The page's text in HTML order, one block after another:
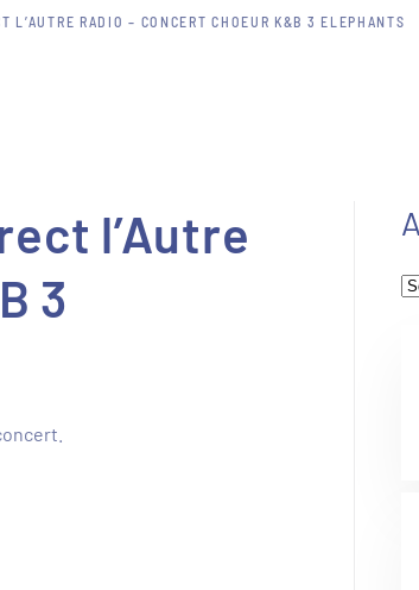
L’AUTRE RADIO – CONCERT CHOEUR K&B 3 ELEPHANTS
l’Autre
3